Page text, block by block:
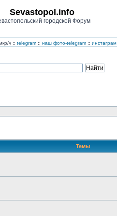
Sevastopol.info
городской Форум
ч :: telegram :: наш фото-telegram :: инстаграм
Темы